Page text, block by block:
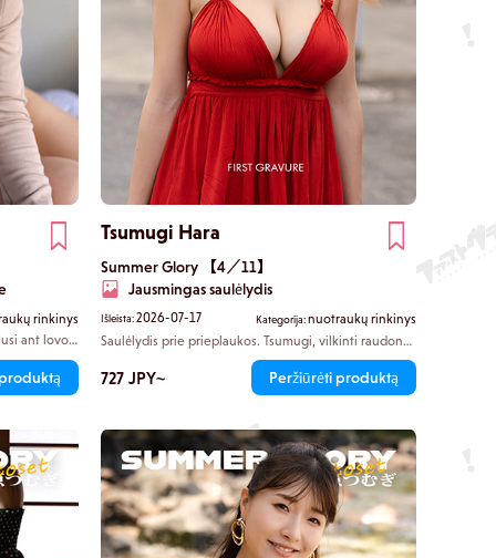
rinkinys
ant lovos,
lanksti
švelnius
Tsumugi Hara
Summer Glory 【4／11】
Jausmingas saulėlydis
Išleista:2026-07-17 Kategorija:nuotraukų rinkinys
Saulėlydis prie prieplaukos. Tsumugi, vilkinti raudoną
kamizolę, sėdi ant tetrapodo ir pasiduoda jūros brizui.
Jos suknelės apačia netikėtai supasi, o jos
intymiausios vietos kartais pasirodo, kartais pasislėpia
727 JPY~ Peržiūrėti produktą